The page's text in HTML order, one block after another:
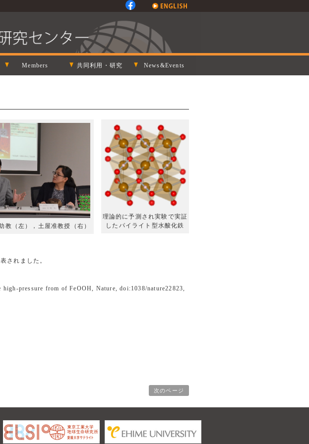
Members 共同利用・研究 News&Events
理論的に予測され実験で実証
したパイライト型水酸化鉄
教（左），土屋准教授（右）
されました。
pressure from of FeOOH, Nature, doi:1038/nature22823,
次のページ